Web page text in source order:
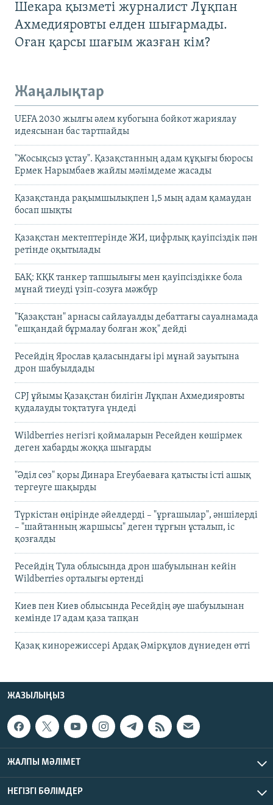
Шекара қызметі журналист Лұқпан
Ахмедияровты елден шығармады.
Оған қарсы шағым жазған кім?
Жаңалықтар
UEFA 2030 жылғы әлем кубогына бойкот жариялау
идеясынан бас тартпайды
"Жосықсыз ұстау". Қазақстанның адам құқығы бюросы
Ермек Нарымбаев жайлы мәлімдеме жасады
Қазақстанда рақымшылықпен 1,5 мың адам қамаудан
босап шықты
Қазақстан мектептерінде ЖИ, цифрлық қауіпсіздік пән
ретінде оқытылады
БАҚ: КҚК танкер тапшылығы мен қауіпсіздікке бола
мұнай тиеуді үзіп-созуға мәжбүр
"Қазақстан" арнасы сайлауалды дебаттағы сауалнамада
"ешқандай бұрмалау болған жоқ" дейді
Ресейдің Ярослав қаласындағы ірі мұнай зауытына
дрон шабуылдады
CPJ ұйымы Қазақстан билігін Лұқпан Ахмедияровты
қудалауды тоқтатуға үндеді
Wildberries негізгі қоймаларын Ресейден көшірмек
деген хабарды жоққа шығарды
"Әділ сөз" қоры Динара Егеубаеваға қатысты істі ашық
тергеуге шақырды
Түркістан өңірінде әйелдерді – "ұрғашылар", әншілерді
– "шайтанның жаршысы" деген тұрғын ұсталып, іс
қозғалды
Ресейдің Тула облысында дрон шабуылынан кейін
Wildberries орталығы өртенді
Киев пен Киев облысында Ресейдің әуе шабуылынан
кемінде 17 адам қаза тапқан
Қазақ кинорежиссері Ардақ Әмірқұлов дүниеден өтті
ЖАЗЫЛЫҢЫЗ
ЖАЛПЫ МӘЛІМЕТ
НЕГІЗГІ БӨЛІМДЕР